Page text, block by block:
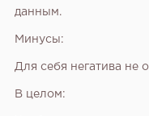
данным.
Минусы:
Для себя негатива не
В целом: